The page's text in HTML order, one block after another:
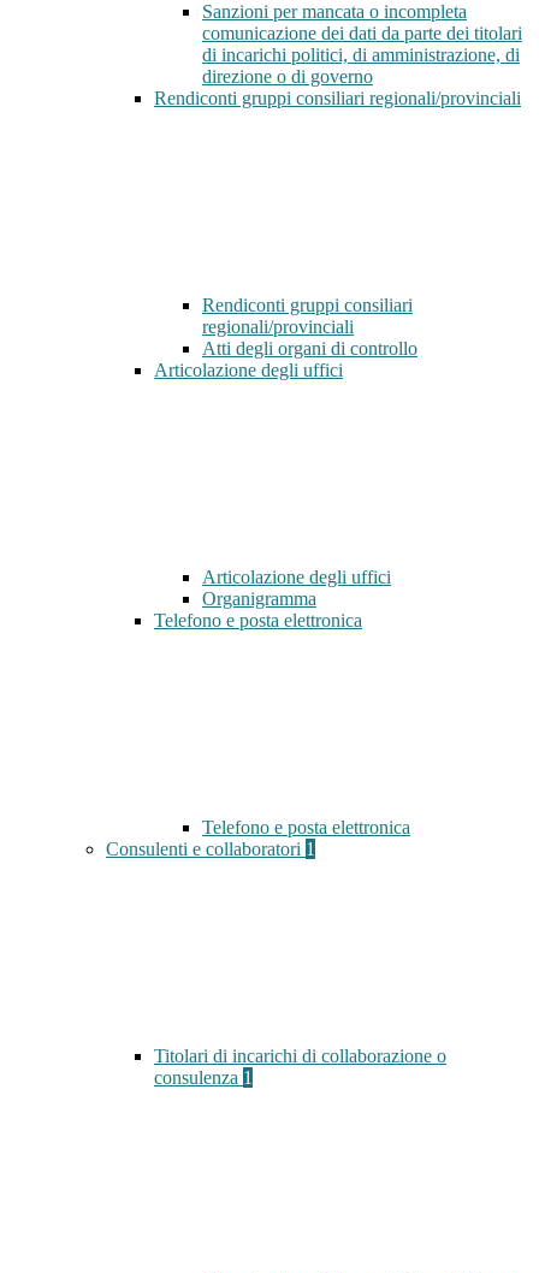
Sanzioni per mancata o incompleta
comunicazione dei dati da parte dei titolari
di incarichi politici, di amministrazione, di
direzione o di governo
Rendiconti gruppi consiliari regionali/provinciali
Rendiconti gruppi consiliari
regionali/provinciali
Atti degli organi di controllo
Articolazione degli uffici
Articolazione degli uffici
Organigramma
Telefono e posta elettronica
Telefono e posta elettronica
Consulenti e collaboratori 1
Titolari di incarichi di collaborazione o
consulenza 1